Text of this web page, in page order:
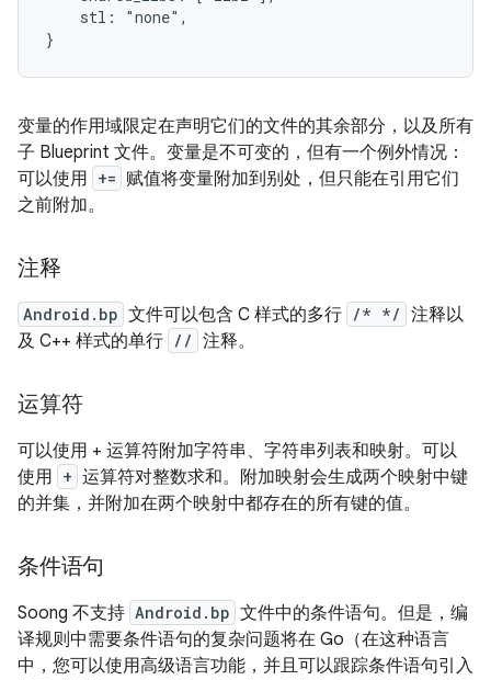
    stl: "none",
变量的作用域限定在声明它们的文件的其余部分，以及所有
子 Blueprint 文件。变量是不可变的，但有一个例外情况：
可以使用 += 赋值将变量附加到别处，但只能在引用它们
之前附加。
注释
Android.bp 文件可以包含 C 样式的多行 /* */ 注释以
及 C++ 样式的单行 // 注释。
运算符
可以使用 + 运算符附加字符串、字符串列表和映射。可以
使用 + 运算符对整数求和。附加映射会生成两个映射中键
的并集，并附加在两个映射中都存在的所有键的值。
条件语句
Soong 不支持 Android.bp 文件中的条件语句。但是，编
译规则中需要条件语句的复杂问题将在 Go（在这种语言
中，您可以使用高级语言功能，并且可以跟踪条件语句引入